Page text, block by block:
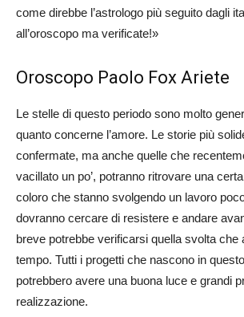
come direbbe l’astrologo più seguito dagli
all’oroscopo ma verificate!»
Oroscopo Paolo Fox Ariete
Le stelle di questo periodo sono molto
quanto concerne l’amore. Le storie più
confermate, ma anche quelle che
vacillato un po’, potranno ritrovare una
coloro che stanno svolgendo un lavoro
dovranno cercare di resistere e andare
breve potrebbe verificarsi quella svolta che
tempo. Tutti i progetti che nascono in
potrebbero avere una buona luce e grandi
realizzazione.